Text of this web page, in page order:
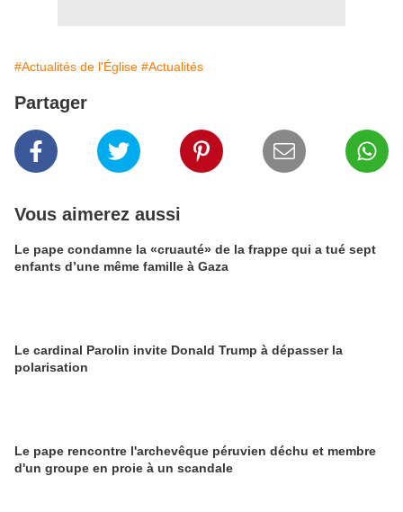
#Actualités de l'Église #Actualités
Partager
Vous aimerez aussi
Le pape condamne la «cruauté» de la frappe qui a tué sept
enfants d’une même famille à Gaza
Le cardinal Parolin invite Donald Trump à dépasser la
polarisation
Le pape rencontre l'archevêque péruvien déchu et membre
d'un groupe en proie à un scandale